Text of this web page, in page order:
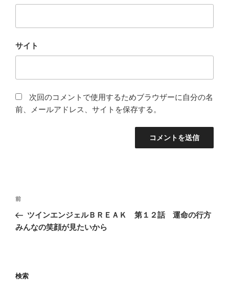
サイト
次回のコメントで使用するためブラウザーに自分の名
前、メールアドレス、サイトを保存する。
投
ナ
シ
過
去
の
前
ツインエンジェルＢＲＥＡＫ 第１２話 運命の行方
みんなの笑顔が見たいから
検索